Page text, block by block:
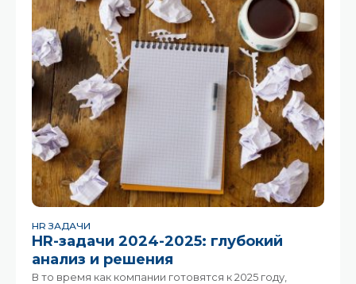
HR ЗАДАЧИ
HR-задачи 2024-2025: глубокий
анализ и решения
В то время как компании готовятся к 2025 году,